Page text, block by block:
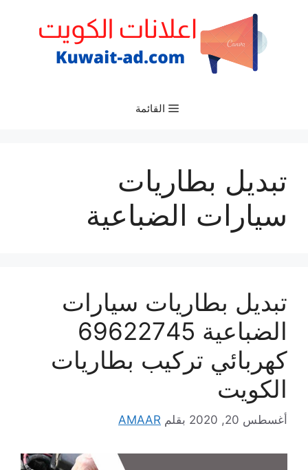
القائمة
تبديل بطاريات
سيارات الضباعية
تبديل بطاريات سيارات
الضباعية 69622745
كهربائي تركيب بطاريات
الكويت
أغسطس 20, 2020 بقلم AMAAR